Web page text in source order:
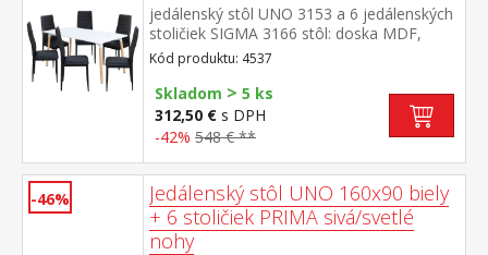
jedálenský stôl UNO 3153 a 6 jedálenských
stoličiek SIGMA 3166 stôl: doska MDF,
farebné prevedenie biela kovová
konštrukcia, farebné prevedenie
biela okrúhle nohy, materiál masív
buk stolička: poťah koža – imitácia, farebné
prevedenie čierna kovové nohy a
cm rozmer stola (š/h/v) 160 × 90 × 74
cm rozmer stoličky (š/h/v) 42 × 41 × 98 cm
Kód produktu: 4537
Skladom > 5 ks
312,50 € s DPH
-42% 548 € **
-46%
Jedálenský stôl UNO 160x90 biely
+ 6 stoličiek PRIMA sivá/svetlé
nohy